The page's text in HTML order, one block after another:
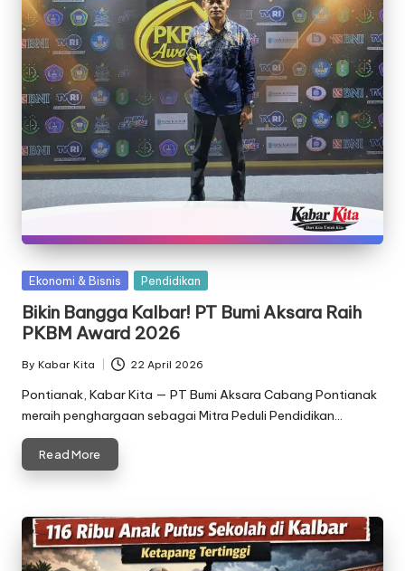
Posted
Ekonomi & Bisnis Pendidikan
Bikin Bangga Kalbar! PT Bumi Aksara Raih
PKBM Award 2026
Posted
by
By Kabar Kita 22 April 2026
Pontianak, Kabar Kita — PT Bumi Aksara Cabang Pontianak
meraih penghargaan sebagai Mitra Peduli Pendidikan…
Read More